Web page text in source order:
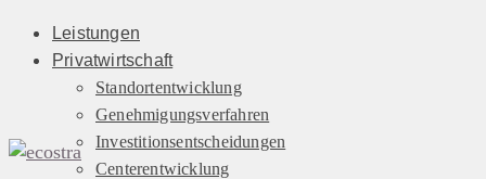
Leistungen
Privatwirtschaft
Standortentwicklung
Genehmigungsverfahren
Investitionsentscheidungen
Centerentwicklung